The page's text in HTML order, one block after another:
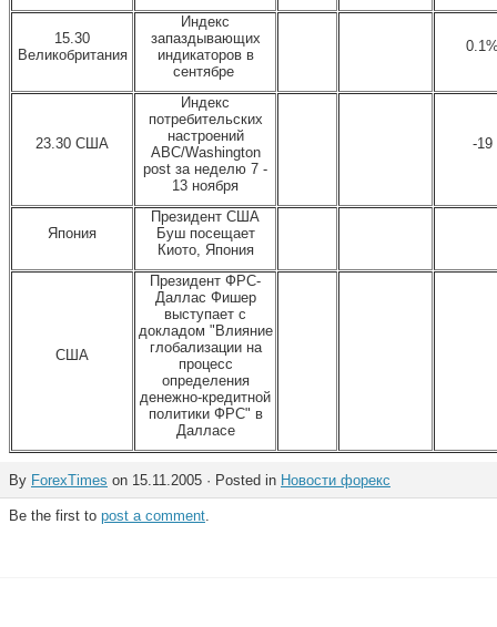
15.30
Великобритания
Индекс
запаздывающих
индикаторов в
сентябре
23.30 США
Индекс
потребительских
настроений
ABC/Washington
post за неделю 7 -
13 ноября
-19
Япония
Президент США
Буш посещает
Киото, Япония
США
Президент ФРС-
Даллас Фишер
выступает с
докладом "Влияние
глобализации на
процесс
определения
денежно-кредитной
политики ФРС" в
Далласе
By ForexTimes on 15.11.2005 · Posted in Новости форекс
Be the first to post a comment.